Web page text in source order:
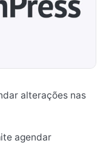
alterações nas
agendar